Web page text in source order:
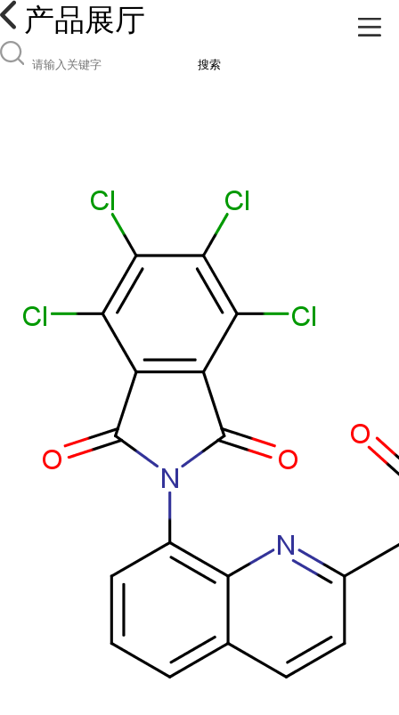
产品展厅
搜索